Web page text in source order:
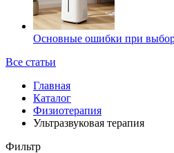
Основные ошибки при
Все статьи
Главная
Каталог
Физиотерапия
Ультразвуковая терапия
Фильтр